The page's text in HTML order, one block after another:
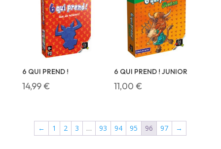
6 QUI PREND !
14,99€
6 QUI PREND ! JUNIOR
11,00€
← 1 2 3 … 93 94 95 96 97 →